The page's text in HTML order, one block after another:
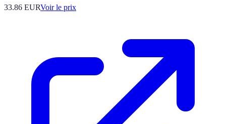
33.86 EURVoir le prix